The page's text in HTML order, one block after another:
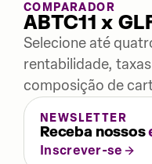
COMPARADOR
ABTC11 x
Selecione até
rentabilidade,
composição de
NEWSLETTER
Receba nossos
Inscrever-se